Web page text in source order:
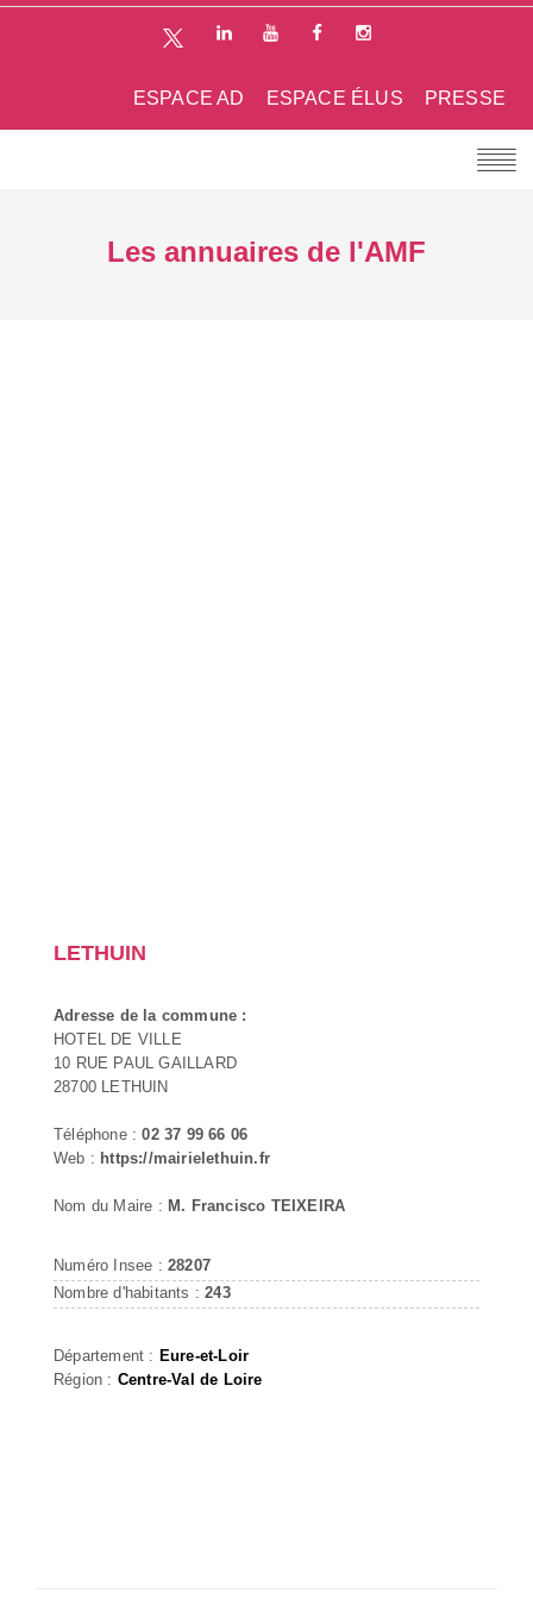
PRESSE
ESPACE ÉLUS
ESPACE AD
Les annuaires de l'AMF
LETHUIN
Adresse de la commune :
HOTEL DE VILLE
10 RUE PAUL GAILLARD
28700 LETHUIN
Téléphone :02 37 99 66 06
Web : https://mairielethuin.fr
Nom du Maire : M. Francisco TEIXEIRA
Numéro Insee : 28207
Nombre d'habitants :243
Département : Eure-et-Loir
Région : Centre-Val de Loire